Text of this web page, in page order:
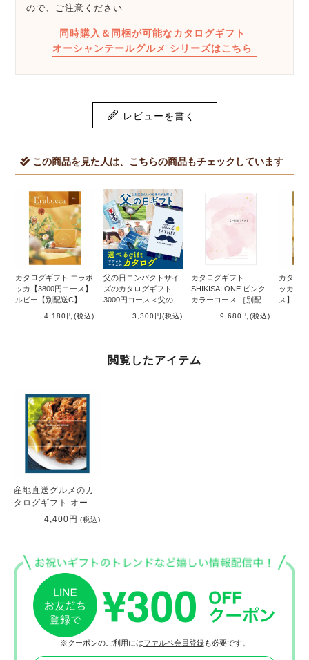
ので、ご注意ください
同時購入＆同梱が可能なカタログギフト
オーシャンテールグルメ シリーズはこちら
レビューを書く
この商品を見た人は、こちらの商品もチェックしています
カタログギフト エラボ
ッカ【3800円コース】
ルビー【別配送C】
4,180円(税込)
父の日コンパクトサイ
ズのカタログギフト
3000円コース＜父の日
3,300円(税込)
カタログギフト
SHIKISAI ONE ピンク
カラーコース ［別配送
9,680円(税込)
カタロ
ッカ【
ス】ガ
閲覧したアイテム
産地直送グルメのカ
タログギフト オーシ
ャンテールグルメ
4,400円 (税込)
※クーポンのご利用にはファルベ会員登録も必要です。